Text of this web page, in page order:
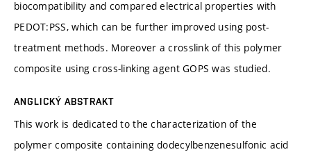
biocompatibility and compared electrical properties with
PEDOT:PSS, which can be further improved using post-
treatment methods. Moreover a crosslink of this polymer
composite using cross-linking agent GOPS was studied.
ANGLICKÝ ABSTRAKT
This work is dedicated to the characterization of the
polymer composite containing dodecylbenzenesulfonic acid